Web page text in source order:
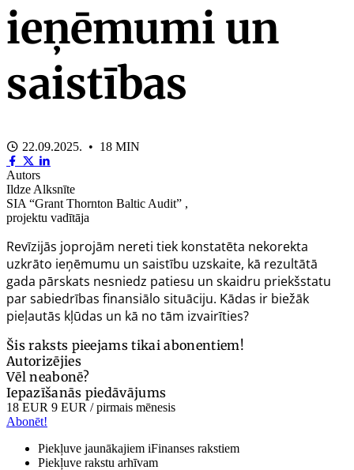
ieņēmumi un
saistības
22.09.2025. • 18 MIN
Autors
Ildze Alksnīte
SIA “Grant Thornton Baltic Audit” ,
projektu vadītāja
Revīzijās joprojām nereti tiek konstatēta nekorekta
uzkrāto ieņēmumu un saistību uzskaite, kā rezultātā
gada pārskats nesniedz patiesu un skaidru priekšstatu
par sabiedrības finansiālo situāciju. Kādas ir biežāk
pieļautās kļūdas un kā no tām izvairīties?
Šis raksts pieejams tikai abonentiem!
Autorizējies
Vēl neabonē?
Iepazīšanās piedāvājums
18 EUR 9 EUR / pirmais mēnesis
Abonēt!
Piekļuve jaunākajiem iFinanses rakstiem
Piekļuve rakstu arhīvam